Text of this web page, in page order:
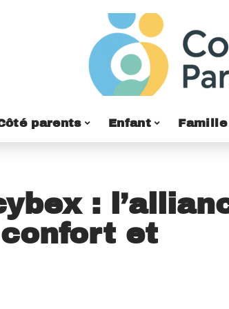
parents Enfant Famille
:
et